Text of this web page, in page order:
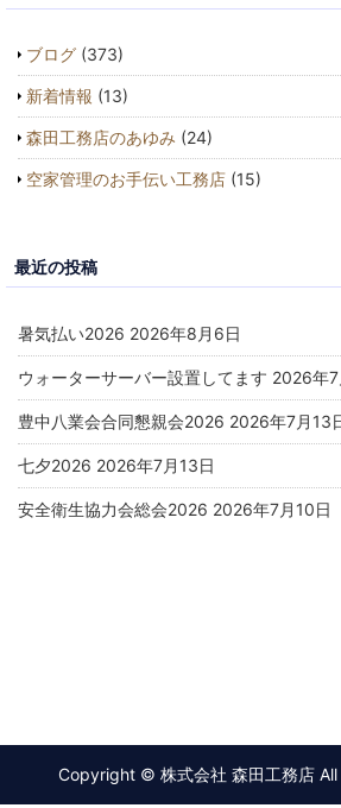
ブログ (373)
新着情報 (13)
森田工務店のあゆみ (24)
空家管理のお手伝い工務店 (15)
最近の投稿
暑気払い2026 2026年8月6日
ウォーターサーバー設置してます 2026年7
豊中八業会合同懇親会2026 2026年7月13
七夕2026 2026年7月13日
安全衛生協力会総会2026 2026年7月10日
Copyright © 株式会社 森田工務店